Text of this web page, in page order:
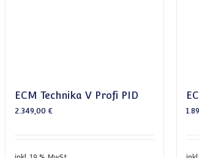
ECM Technika V Profi PID
2.349,00€